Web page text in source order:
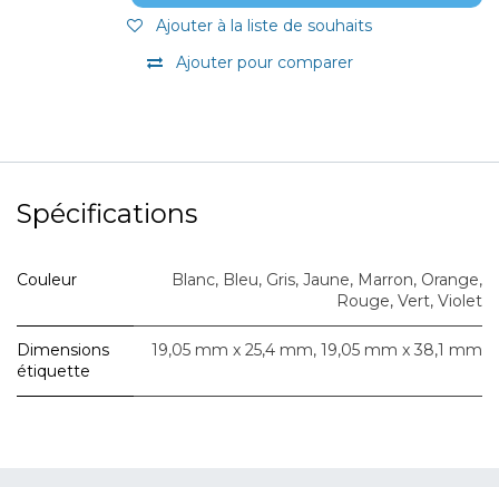
Ajouter pour comparer
Ajouter à la liste de souhaits
Spécifications
Couleur Blanc, Bleu, Gris, Jaune, Marron, Orange,
Rouge, Vert, Violet
Dimensions
étiquette
19,05 mm x 25,4 mm, 19,05 mm x 38,1 mm